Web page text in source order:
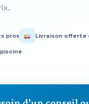
pros
Livraison offerte